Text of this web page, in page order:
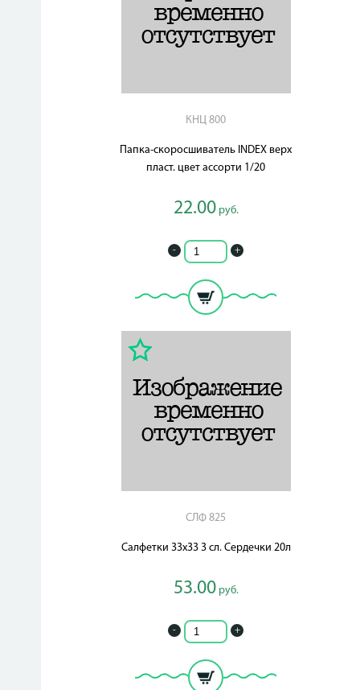
КНЦ 800
Папка-скоросшиватель INDEX верх
пласт. цвет ассорти 1/20
22.00руб.
- +
СЛФ 825
Салфетки 33х33 3 сл. Сердечки 20л
53.00руб.
- +